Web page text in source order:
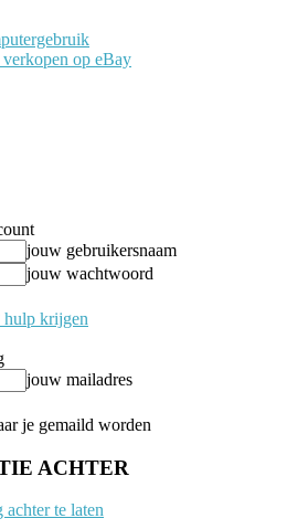
verkopen op eBay
jouw gebruikersnaam
jouw wachtwoord
hulp krijgen
jouw mailadres
je gemaild worden
ACHTER
te laten